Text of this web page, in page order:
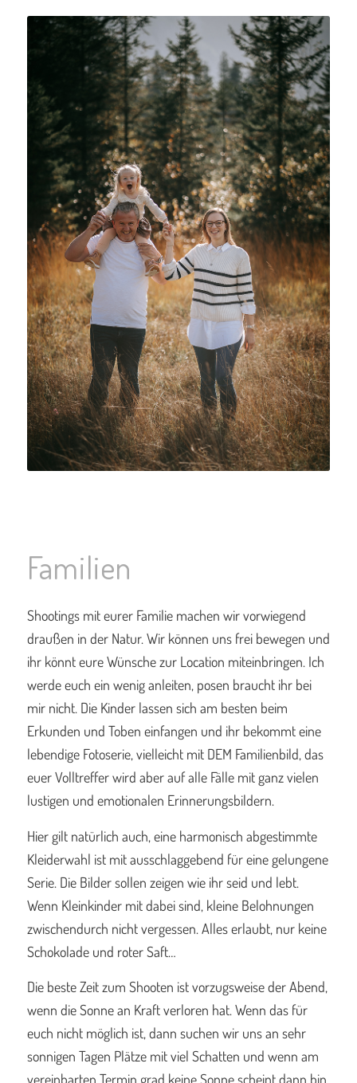
Familien
Shootings mit eurer Familie machen wir vorwiegend
draußen in der Natur. Wir können uns frei bewegen und
ihr könnt eure Wünsche zur Location miteinbringen. Ich
werde euch ein wenig anleiten, posen braucht ihr bei
mir nicht. Die Kinder lassen sich am besten beim
Erkunden und Toben einfangen und ihr bekommt eine
lebendige Fotoserie, vielleicht mit DEM Familienbild, das
euer Volltreffer wird aber auf alle Fälle mit ganz vielen
lustigen und emotionalen Erinnerungsbildern.
Hier gilt natürlich auch, eine harmonisch abgestimmte
Kleiderwahl ist mit ausschlaggebend für eine gelungene
Serie. Die Bilder sollen zeigen wie ihr seid und lebt.
Wenn Kleinkinder mit dabei sind, kleine Belohnungen
zwischendurch nicht vergessen. Alles erlaubt, nur keine
Schokolade und roter Saft…
Die beste Zeit zum Shooten ist vorzugsweise der Abend,
wenn die Sonne an Kraft verloren hat. Wenn das für
euch nicht möglich ist, dann suchen wir uns an sehr
sonnigen Tagen Plätze mit viel Schatten und wenn am
vereinbarten Termin grad keine Sonne scheint dann bin